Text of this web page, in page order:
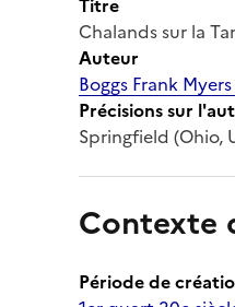
Chalands sur la
Auteur
Boggs Frank
Précisions sur
Springfield (Ohio,
Contexte
Période de